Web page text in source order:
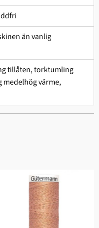
än vanlig
tillåten, torktumling
medelhög värme,